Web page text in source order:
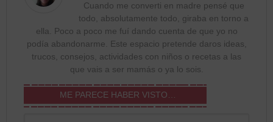
Cuando me converti en madre pensé que
todo, absolutamente todo, giraba en torno a
ella. Poco a poco me fuí dando cuenta de que yo no
podía abandonarme. Este espacio pretende daros ideas,
trucos, consejos, actividades con niños o recetas a las
que vais a ser mamás o ya lo sois.
ME PARECE HABER VISTO…